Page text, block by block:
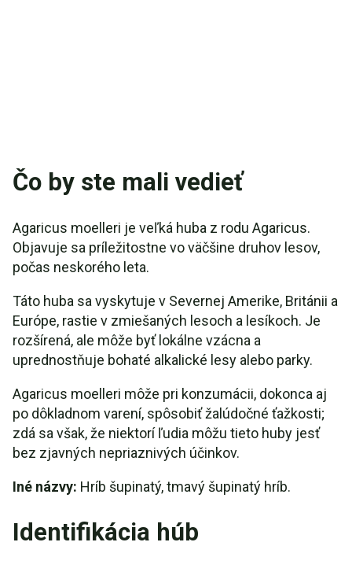
Čo by ste mali vedieť
Agaricus moelleri je veľká huba z rodu Agaricus.
Objavuje sa príležitostne vo väčšine druhov lesov,
počas neskorého leta.
Táto huba sa vyskytuje v Severnej Amerike, Británii a
Európe, rastie v zmiešaných lesoch a lesíkoch. Je
rozšírená, ale môže byť lokálne vzácna a
uprednostňuje bohaté alkalické lesy alebo parky.
Agaricus moelleri môže pri konzumácii, dokonca aj
po dôkladnom varení, spôsobiť žalúdočné ťažkosti;
zdá sa však, že niektorí ľudia môžu tieto huby jesť
bez zjavných nepriaznivých účinkov.
Iné názvy: Hríb šupinatý, tmavý šupinatý hríb.
Identifikácia húb